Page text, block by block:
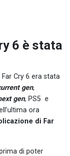
6 è stata
Cry 6 era stata
gen,
gen, PS5 e
ora
di Far
di poter